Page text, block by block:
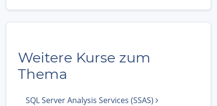
Weitere Kurse zum
Thema
SQL Server Analysis Services (SSAS)